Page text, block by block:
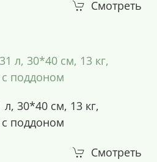
Смотреть
30*40 см, 13 кг,
поддоном
Смотреть